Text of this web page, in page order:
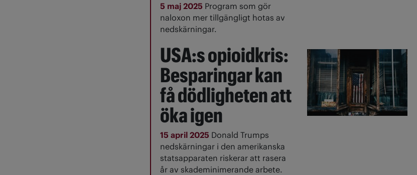
5 maj 2025 Program som gör
naloxon mer tillgängligt hotas av
nedskärningar.
USA:s opioidkris:
Besparingar kan
få dödligheten att
öka igen
15 april 2025 Donald Trumps
nedskärningar i den amerikanska
statsapparaten riskerar att rasera
år av skademinimerande arbete.